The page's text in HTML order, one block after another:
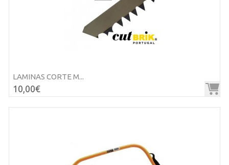
LAMINAS CORTE M...
10,00€